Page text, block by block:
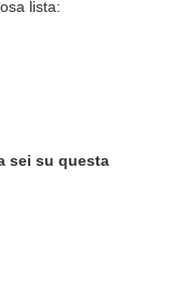
lista:
sei su questa